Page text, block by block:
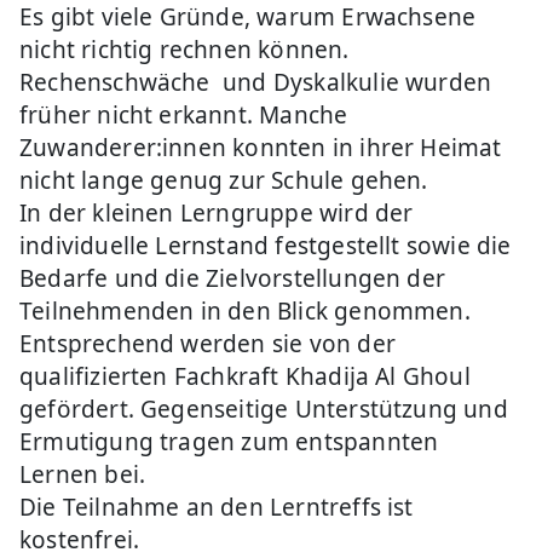
Es gibt viele Gründe, warum Erwachsene
nicht richtig rechnen können.
Rechenschwäche und Dyskalkulie wurden
früher nicht erkannt. Manche
Zuwanderer:innen konnten in ihrer Heimat
nicht lange genug zur Schule gehen.
In der kleinen Lerngruppe wird der
individuelle Lernstand festgestellt sowie die
Bedarfe und die Zielvorstellungen der
Teilnehmenden in den Blick genommen.
Entsprechend werden sie von der
qualifizierten Fachkraft Khadija Al Ghoul
gefördert. Gegenseitige Unterstützung und
Ermutigung tragen zum entspannten
Lernen bei.
Die Teilnahme an den Lerntreffs ist
kostenfrei.